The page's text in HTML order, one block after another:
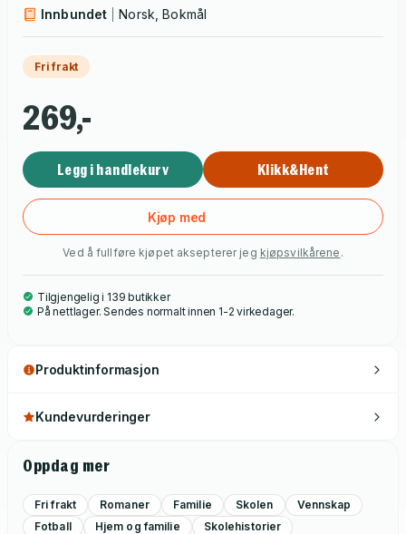
helt etter planen .... Men Vilma gir seg ikke uten kamp! En
kan kose seg med på egen hånd. Lett å lese og med
illustrasjoner på hver side.
Innbundet Norsk, Bokmål
Fri frakt
269,-
Legg i handlekurv Klikk&Hent
Kjøp med
Ved å fullføre kjøpet aksepterer jeg kjøpsvilkårene .
Tilgjengelig i 139 butikker
På nettlager. Sendes normalt innen 1-2 virkedager.
Produktinformasjon
Kundevurderinger
Oppdag mer
Fri frakt Romaner Familie Skolen
Vennskap
Fotball
Hjem og familie Skolehistorier